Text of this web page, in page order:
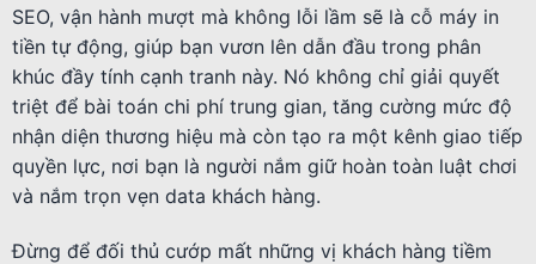
SEO, vận hành mượt mà không lỗi lầm sẽ là cỗ máy in
tiền tự động, giúp bạn vươn lên dẫn đầu trong phân
khúc đầy tính cạnh tranh này. Nó không chỉ giải quyết
triệt để bài toán chi phí trung gian, tăng cường mức độ
nhận diện thương hiệu mà còn tạo ra một kênh giao tiếp
quyền lực, nơi bạn là người nắm giữ hoàn toàn luật chơi
và nắm trọn vẹn data khách hàng.
Đừng để đối thủ cướp mất những vị khách hàng tiềm